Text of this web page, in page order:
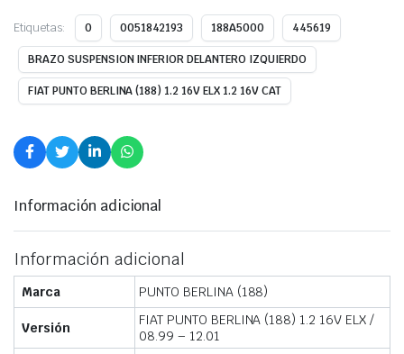
Etiquetas: 0 0051842193 188A5000 445619
BRAZO SUSPENSION INFERIOR DELANTERO IZQUIERDO
FIAT PUNTO BERLINA (188) 1.2 16V ELX 1.2 16V CAT
Información adicional
Información adicional
Marca PUNTO BERLINA (188)
Versión
FIAT PUNTO BERLINA (188) 1.2 16V ELX /
08.99 – 12.01